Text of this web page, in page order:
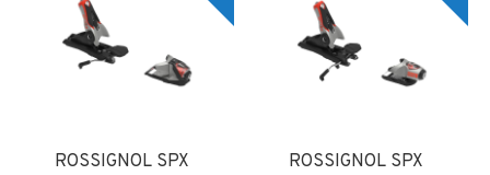
ROSSIGNOL SPX
ROSSIGNOL SPX